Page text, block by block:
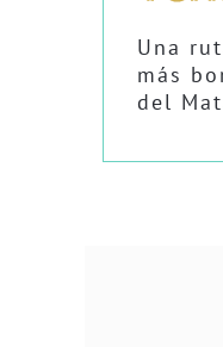
Una
más
del